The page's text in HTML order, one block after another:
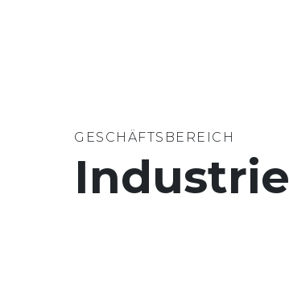
GESCHÄFTSBEREICH
Industrie